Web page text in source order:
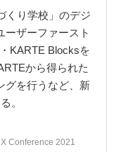
くり学校」のデジ
ーザーファースト
KARTE Blocksを
から得られた
グを行うなど、新
。
Conference 2021